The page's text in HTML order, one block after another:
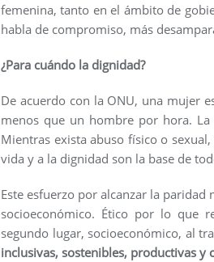
femenina, tanto en el ámbito de
habla de compromiso, más
¿Para cuándo la dignidad?
De acuerdo con la ONU, una mujer
menos que un hombre por hora.
Mientras exista abuso físico o
vida y a la dignidad son la base de
Este esfuerzo por alcanzar la
socioeconómico. Ético por lo que
segundo lugar, socioeconómico, al
inclusivas, sostenibles, productivas y